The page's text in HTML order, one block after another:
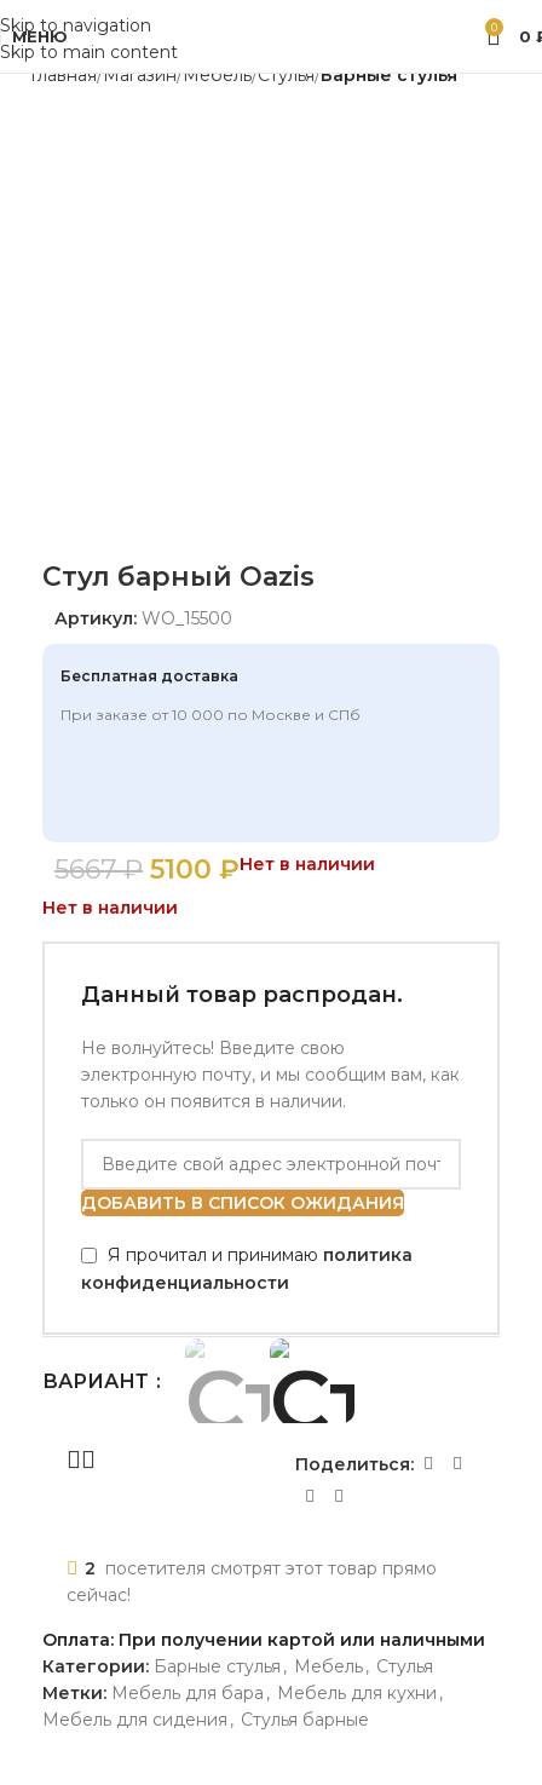
Skip to navigation
Skip to main content
МЕНЮ 0 0
Главная Магазин Мебель Стулья Барные стулья
Стул барный Oazis
Артикул: WO_15500
Бесплатная доставка
При заказе от 10 000 по Москве и СПб
5667₽ 5100 ₽Нет в наличии
Нет в наличии
Данный товар распродан.
Не волнуйтесь! Введите свою
электронную почту, и мы сообщим вам, как
только он появится в наличии.
ДОБАВИТЬ В СПИСОК ОЖИДАНИЯ
Я прочитал и принимаю политика
конфиденциальности
ВАРИАНТ
Поделиться:
2 посетителя смотрят этот товар прямо
сейчас!
Оплата: При получении картой или наличными
Категории: Барные стулья , Мебель, Стулья
Метки: Мебель для бара , Мебель для кухни ,
Мебель для сидения , Стулья барные